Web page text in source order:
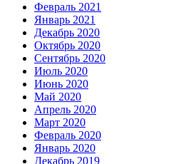
Февраль 2021
Январь 2021
Декабрь 2020
Октябрь 2020
Сентябрь 2020
Июль 2020
Июнь 2020
Май 2020
Апрель 2020
Март 2020
Февраль 2020
Январь 2020
Декабрь 2019